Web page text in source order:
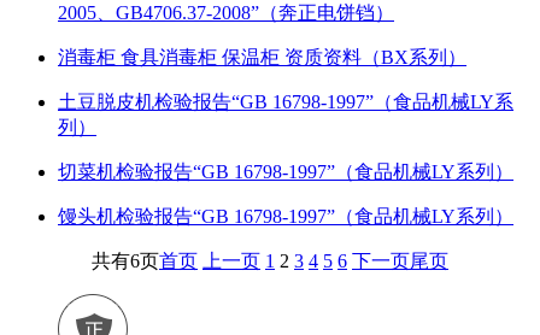
2005、GB4706.37-2008”（奔正电饼铛）
消毒柜 食具消毒柜 保温柜 资质资料（BX系列）
土豆脱皮机检验报告“GB 16798-1997”（食品机械LY系
列）
切菜机检验报告“GB 16798-1997”（食品机械LY系列）
馒头机检验报告“GB 16798-1997”（食品机械LY系列）
共有6页首页 上一页 1 2 3 4 5 6 下一页尾页